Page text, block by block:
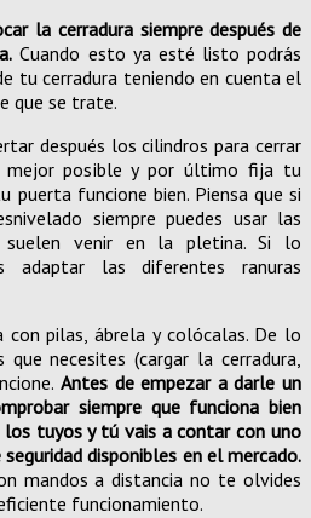
la cerradura siempre después de
Cuando esto ya esté listo podrás
tu cerradura teniendo en cuenta el
que se trate.
después los cilindros para cerrar
mejor posible y por último fija tu
puerta funcione bien. Piensa que si
siempre puedes usar las
suelen venir en la pletina. Si lo
adaptar las diferentes ranuras
con pilas, ábrela y colócalas. De lo
necesites (cargar la cerradura,
Antes de empezar a darle un
siempre que funciona bien
tuyos y tú vais a contar con uno
disponibles en el mercado.
mandos a distancia no te olvides
funcionamiento.